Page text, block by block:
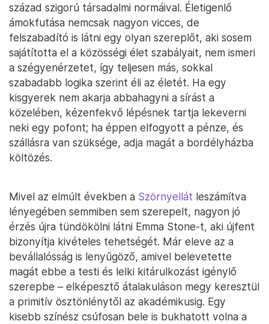
század szigorú társadalmi normáival. Életigenlő
ámokfutása nemcsak nagyon vicces, de
felszabadító is látni egy olyan szereplőt, aki sosem
sajátította el a közösségi élet szabályait, nem ismeri
a szégyenérzetet, így teljesen más, sokkal
szabadabb logika szerint éli az életét. Ha egy
kisgyerek nem akarja abbahagyni a sírást a
közelében, kézenfekvő lépésnek tartja lekeverni
neki egy pofont; ha éppen elfogyott a pénze, és
szállásra van szüksége, adja magát a bordélyházba
költözés.
Mivel az elmúlt években a Szörnyellát leszámítva
lényegében semmiben sem szerepelt, nagyon jó
érzés újra tündökölni látni Emma Stone-t, aki újfent
bizonyítja kivételes tehetségét. Már eleve az a
bevállalósság is lenyűgöző, amivel belevetette
magát ebbe a testi és lelki kitárulkozást igénylő
szerepbe – elképesztő átalakuláson megy keresztül
a primitív ösztönlénytől az akadémikusig. Egy
kisebb színész csúfosan bele is bukhatott volna a